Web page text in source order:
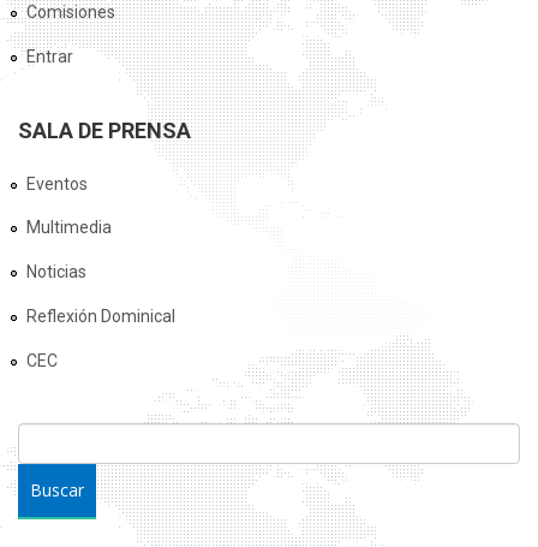
Comisiones
Entrar
SALA DE PRENSA
Eventos
Multimedia
Noticias
Reflexión Dominical
CEC
FORMULARIO DE BÚSQUEDA